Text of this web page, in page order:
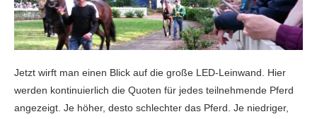
Jetzt wirft man einen Blick auf die große LED-Leinwand. Hier
werden kontinuierlich die Quoten für jedes teilnehmende Pferd
angezeigt. Je höher, desto schlechter das Pferd. Je niedriger,